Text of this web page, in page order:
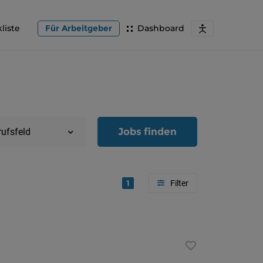
Dashboard
Für Arbeitgeber
Jobs finden
1